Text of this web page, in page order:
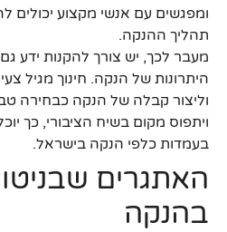
ומפגשים עם אנשי מקצוע יכולים
תהליך ההנקה.
מעבר לכך, יש צורך להקנות ידע גם
היתרונות של הנקה. חינוך מגיל
וליצור קבלה של הנקה כבחירה
ויתפוס מקום בשיח הציבורי, כך
בעמדות כלפי הנקה בישראל.
האתגרים
בהנקה